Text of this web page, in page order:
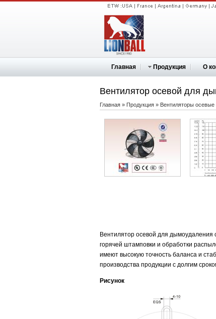
Главная Продукция О
Вентилятор осевой для
Главная » Продукция » Вентиляторы
Вентилятор осевой для
горячей штамповки и обработки
имеют высокую точность баланса и
производства продукции с долгим
Рисунок